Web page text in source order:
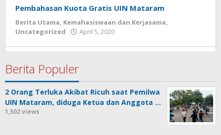
Pembahasan Kuota Gratis UIN Mataram
Berita Utama, Kemahasiswaan dan Kerjasama,
Uncategorized
April 5, 2020
Ro'yuna
Berita Populer
2 Orang Terluka Akibat Ricuh saat Pemilwa
UIN Mataram, diduga Ketua dan Anggota …
1,502 views